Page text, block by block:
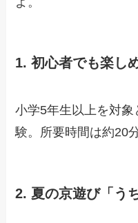
1. 初心者でも楽し
小学5年生以上を対
験。所要時間は約20分
2. 夏の京遊び「う